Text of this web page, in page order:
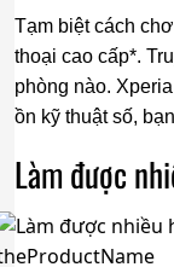
Tạm biệt cách
thoại cao cấp*.
phòng nào.
ồn kỹ thuật số,
Làm được